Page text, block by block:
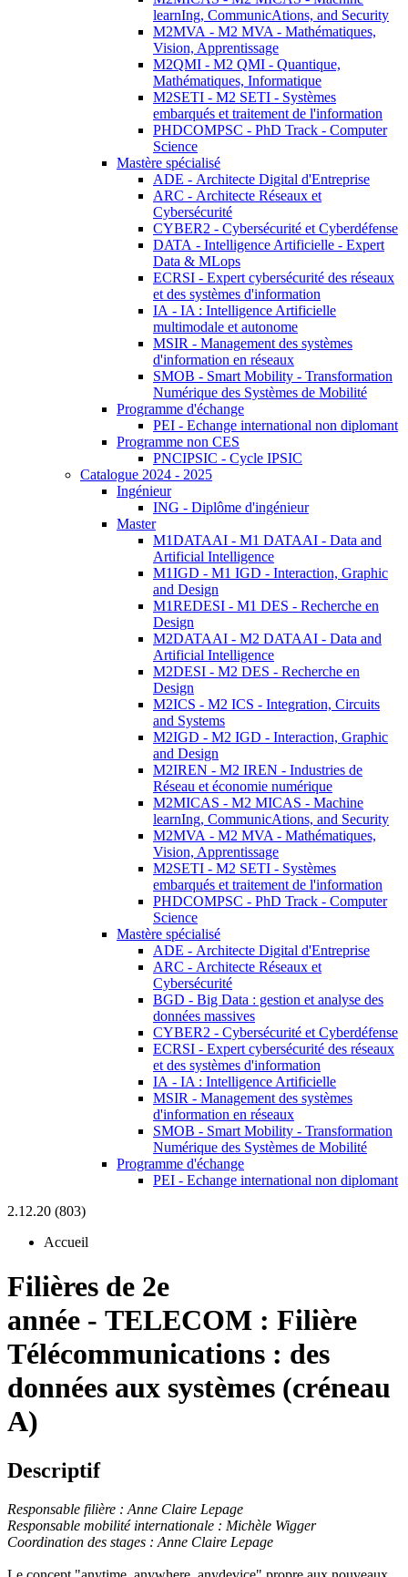
learnIng, CommunicAtions, and Security
M2MVA - M2 MVA - Mathématiques,
Vision, Apprentissage
M2QMI - M2 QMI - Quantique,
Mathématiques, Informatique
M2SETI - M2 SETI - Systèmes
embarqués et traitement de l'information
PHDCOMPSC - PhD Track - Computer
Science
Mastère spécialisé
ADE - Architecte Digital d'Entreprise
ARC - Architecte Réseaux et
Cybersécurité
CYBER2 - Cybersécurité et Cyberdéfense
DATA - Intelligence Artificielle - Expert
Data & MLops
ECRSI - Expert cybersécurité des réseaux
et des systèmes d'information
IA - IA : Intelligence Artificielle
multimodale et autonome
MSIR - Management des systèmes
d'information en réseaux
SMOB - Smart Mobility - Transformation
Numérique des Systèmes de Mobilité
Programme d'échange
PEI - Echange international non diplomant
Programme non CES
PNCIPSIC - Cycle IPSIC
Catalogue 2024 - 2025
Ingénieur
ING - Diplôme d'ingénieur
Master
M1DATAAI - M1 DATAAI - Data and
Artificial Intelligence
M1IGD - M1 IGD - Interaction, Graphic
and Design
M1REDESI - M1 DES - Recherche en
Design
M2DATAAI - M2 DATAAI - Data and
Artificial Intelligence
M2DESI - M2 DES - Recherche en
Design
M2ICS - M2 ICS - Integration, Circuits
and Systems
M2IGD - M2 IGD - Interaction, Graphic
and Design
M2IREN - M2 IREN - Industries de
Réseau et économie numérique
M2MICAS - M2 MICAS - Machine
learnIng, CommunicAtions, and Security
M2MVA - M2 MVA - Mathématiques,
Vision, Apprentissage
M2SETI - M2 SETI - Systèmes
embarqués et traitement de l'information
PHDCOMPSC - PhD Track - Computer
Science
Mastère spécialisé
ADE - Architecte Digital d'Entreprise
ARC - Architecte Réseaux et
Cybersécurité
BGD - Big Data : gestion et analyse des
données massives
CYBER2 - Cybersécurité et Cyberdéfense
ECRSI - Expert cybersécurité des réseaux
et des systèmes d'information
IA - IA : Intelligence Artificielle
MSIR - Management des systèmes
d'information en réseaux
SMOB - Smart Mobility - Transformation
Numérique des Systèmes de Mobilité
Programme d'échange
PEI - Echange international non diplomant
2.12.20 (803)
Accueil
Filières de 2e
année - TELECOM : Filière
Télécommunications : des
données aux systèmes (créneau
A)
Descriptif
Responsable filière : Anne Claire Lepage
Responsable mobilité internationale : Michèle Wigger
Coordination des stages : Anne Claire Lepage